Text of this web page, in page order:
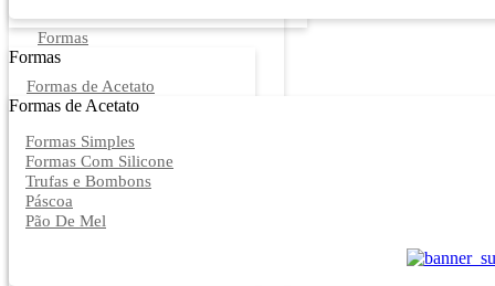
Formas
Formas
Formas de Acetato
Formas de Acetato
Formas Simples
Formas Com Silicone
Trufas e Bombons
Páscoa
Pão De Mel